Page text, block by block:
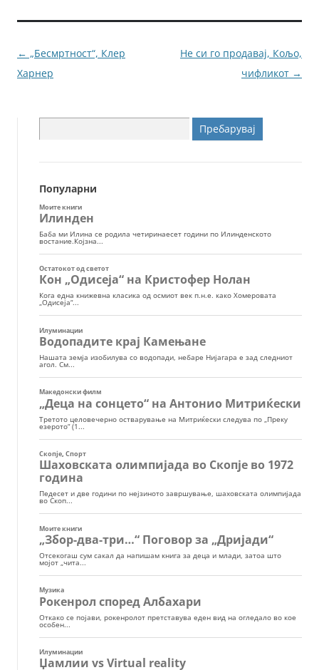
o
k
Навигација
за
← „Бесмртност“, Клер
Харнер
Не си го продавај, Кољо,
чифликот →
за:
Популарни